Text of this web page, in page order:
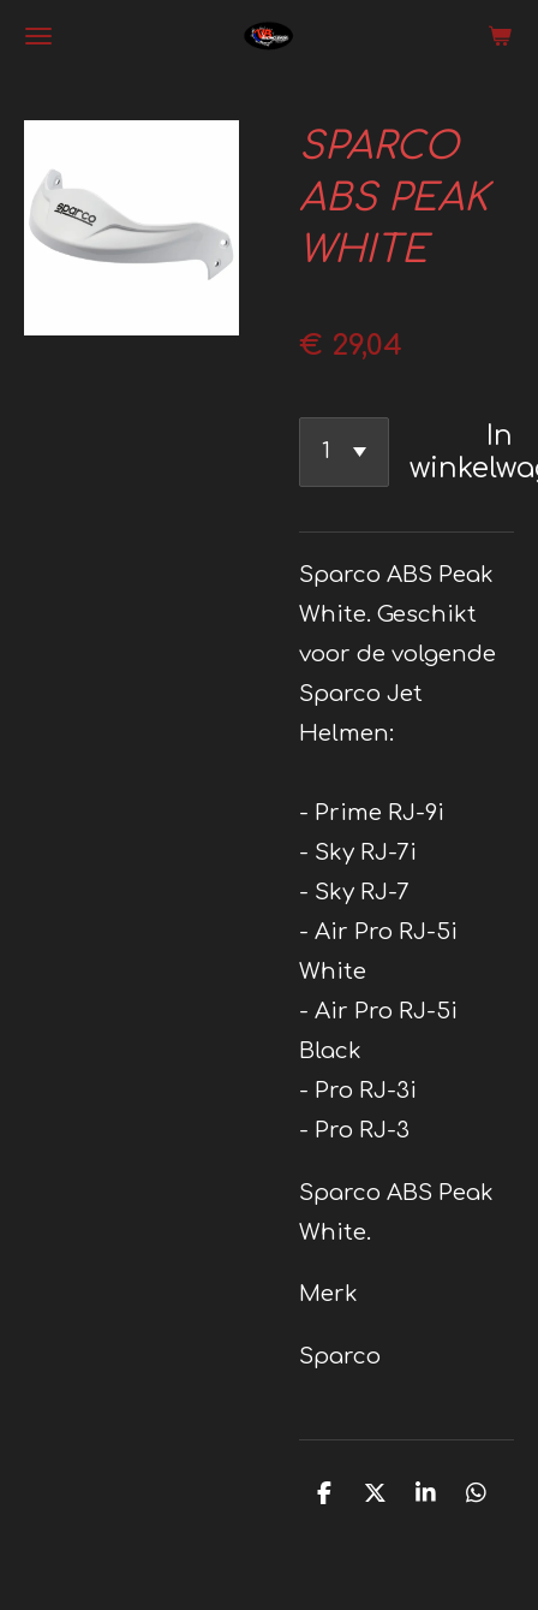
Ga
hoofdinhoud
SPARCO
ABS PEAK
WHITE
€ 29,04
In
Sparco ABS Peak
White. Geschikt
voor de volgende
Sparco Jet
Helmen:
- Prime RJ-9i
- Sky RJ-7i
- Sky RJ-7
- Air Pro RJ-5i
White
- Air Pro RJ-5i
Black
- Pro RJ-3i
- Pro RJ-3
Sparco ABS Peak
White.
Merk
Sparco
D
D
S
D